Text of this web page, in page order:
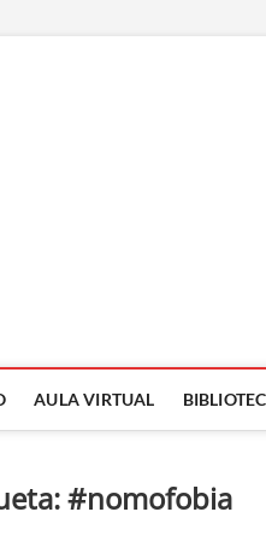
AULA VIRTUAL
#nomofobia